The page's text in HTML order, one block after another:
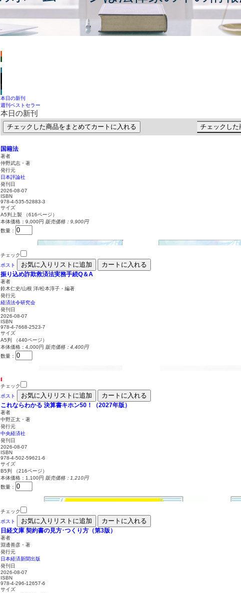
本日の新刊
週刊ベストセラー
本日の新刊
チェックした商品をまとめてカートに入れる チェックした
国籍法
著者
仲野武志・著
発行元
日本評論社
発刊日
2026-08-07
ISBN
978-4-535-52883-3
サイズ
A5判上製 （616ページ）
本体価格：9,000円 販売価格：9,900円
数量：
チェック
ポスト
お気に入りリストに追加 カートに入れる
振り込め詐欺救済法実務手続Q＆A
著者
鈴木仁史/山根 洋/松本淳子・編著
発行元
経済法令研究会
発刊日
2026-08-07
ISBN
978-4-7668-2523-7
サイズ
A5判 （440ページ）
本体価格：4,000円 販売価格：4,400円
数量：
チェック
ポスト
お気に入りリストに追加 カートに入れる
これならわかる 決算書キホン50！（2027年版）
著者
中野正太・著
発行元
中央経済社
発刊日
2026-08-07
ISBN
978-4-502-59621-6
サイズ
B5判 （216ページ）
本体価格：1,100円 販売価格：1,210円
数量：
チェック
ポスト
お気に入りリストに追加 カートに入れる
日経文庫 契約書の見方･つくり方（第3版）
著者
淵邊善彦・著
発行元
日本経済新聞出版
発刊日
2026-08-07
ISBN
978-4-296-12657-6
サイズ